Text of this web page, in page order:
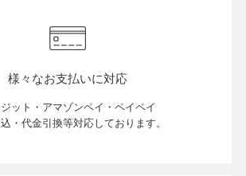
様々なお支払いに対応
ット・アマゾンペイ・ペイペイ
・代金引換等対応しております。